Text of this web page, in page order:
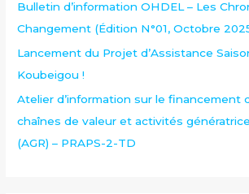
Bulletin d’information OHDEL – Les
Changement (Édition N°01, Octobre
Lancement du Projet d’Assistance
Koubeigou !
Atelier d’information sur le financement
chaînes de valeur et activités
(AGR) – PRAPS-2-TD